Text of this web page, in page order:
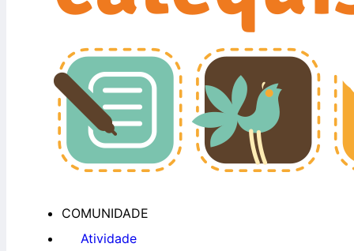
COMUNIDADE
Atividade